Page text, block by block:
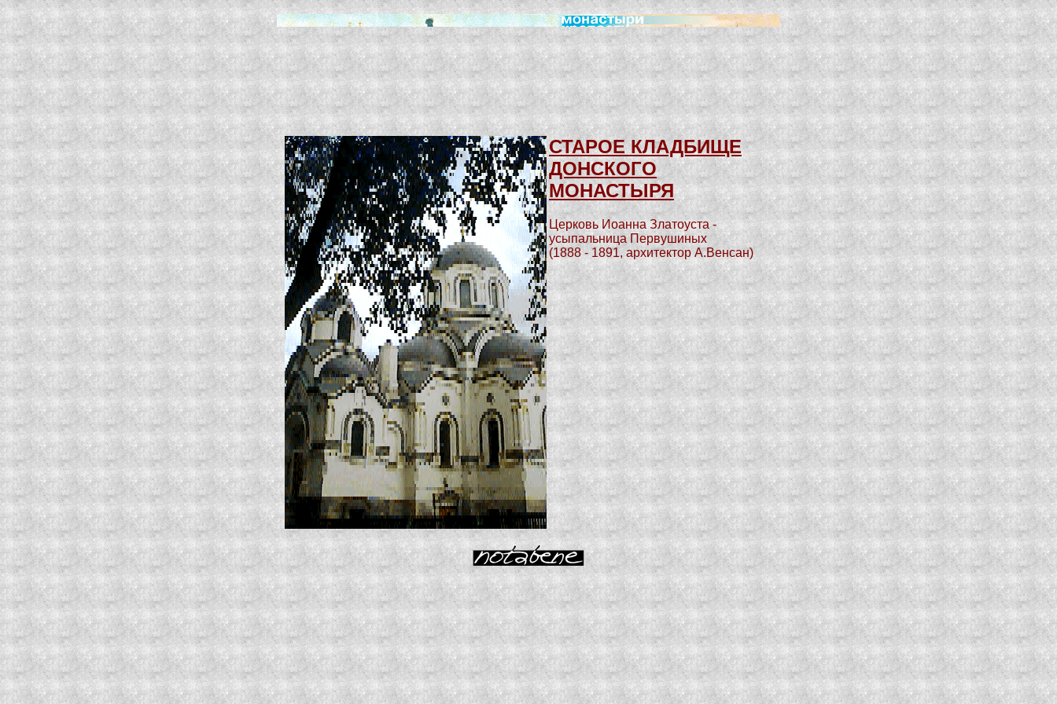
СТАРОЕ КЛАДБИЩЕ
ДОНСКОГО
МОНАСТЫРЯ
Церковь Иоанна Златоуста -
усыпальница Первушиных
(1888 - 1891, архитектор А.Венсан)